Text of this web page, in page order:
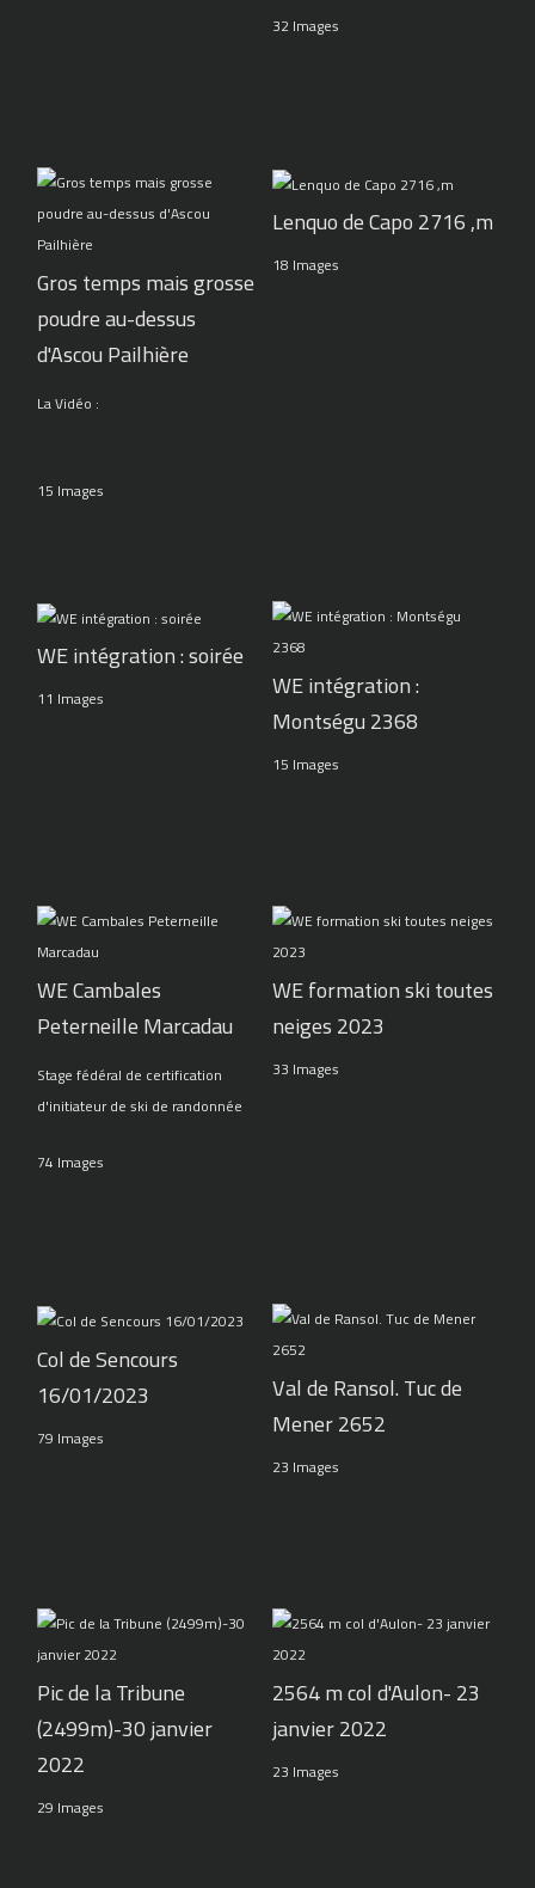
32 Images
Gros temps mais grosse
poudre au-dessus
d'Ascou Pailhière
La Vidéo :
15 Images
Lenquo de Capo 2716 ,m
18 Images
WE intégration : soirée
11 Images
WE intégration :
Montségu 2368
15 Images
WE Cambales
Peterneille Marcadau
Stage fédéral de certification
d'initiateur de ski de randonnée
74 Images
WE formation ski toutes
neiges 2023
33 Images
Col de Sencours
16/01/2023
79 Images
Val de Ransol. Tuc de
Mener 2652
23 Images
Pic de la Tribune
(2499m)-30 janvier
2022
29 Images
2564 m col d'Aulon- 23
janvier 2022
23 Images